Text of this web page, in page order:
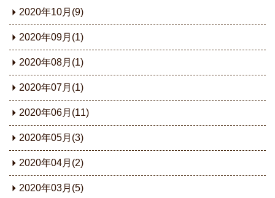
2020年10月(9)
2020年09月(1)
2020年08月(1)
2020年07月(1)
2020年06月(11)
2020年05月(3)
2020年04月(2)
2020年03月(5)